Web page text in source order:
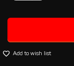
Add to wish list